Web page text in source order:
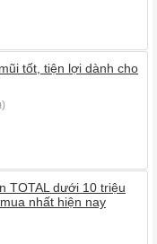
tốt, tiện lợi dành cho
TOTAL dưới 10 triệu
nhất hiện nay